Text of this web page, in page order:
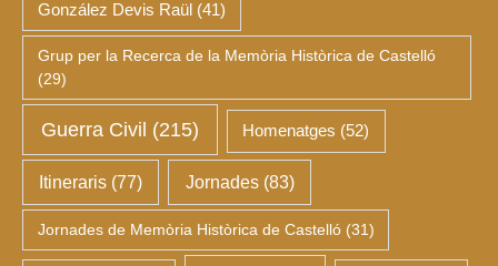
González Devis Raül (41)
Grup per la Recerca de la Memòria Històrica de Castelló
(29)
Guerra Civil (215) Homenatges (52)
Itineraris (77) Jornades(83)
Jornades de Memòria Històrica de Castelló(31)